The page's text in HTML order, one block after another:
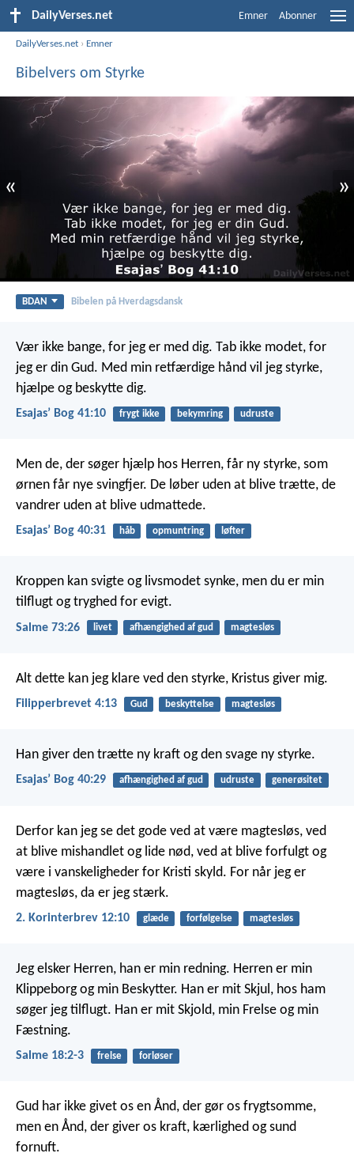
DailyVerses.net Emner Abonner
DailyVerses.net › Emner
Bibelvers om Styrke
« »
BDAN Bibelen på Hverdagsdansk
Vær ikke bange, for jeg er med dig. Tab ikke modet, for
jeg er din Gud. Med min retfærdige hånd vil jeg styrke,
hjælpe og beskytte dig.
Esajasʼ Bog 41:10 frygt ikke bekymring udruste
Men de, der søger hjælp hos Herren, får ny styrke, som
ørnen får nye svingfjer. De løber uden at blive trætte, de
vandrer uden at blive udmattede.
Esajasʼ Bog 40:31 håb opmuntring løfter
Kroppen kan svigte og livsmodet synke, men du er min
tilflugt og tryghed for evigt.
Salme 73:26 livet afhængighed af gud magtesløs
Alt dette kan jeg klare ved den styrke, Kristus giver mig.
Filipperbrevet 4:13 Gud beskyttelse magtesløs
Han giver den trætte ny kraft og den svage ny styrke.
Esajasʼ Bog 40:29 afhængighed af gud udruste generøsitet
Derfor kan jeg se det gode ved at være magtesløs, ved
at blive mishandlet og lide nød, ved at blive forfulgt og
være i vanskeligheder for Kristi skyld. For når jeg er
magtesløs, da er jeg stærk.
2. Korinterbrev 12:10 glæde forfølgelse magtesløs
Jeg elsker Herren, han er min redning. Herren er min
Klippeborgog min Beskytter. Han er mit Skjul, hos ham
søger jeg tilflugt. Han er mit Skjold, min Frelse og min
Fæstning.
Salme 18:2-3 frelse forløser
Gud har ikke givet os en Ånd, der gør os frygtsomme,
men en Ånd, der giver os kraft, kærlighed og sund
fornuft.